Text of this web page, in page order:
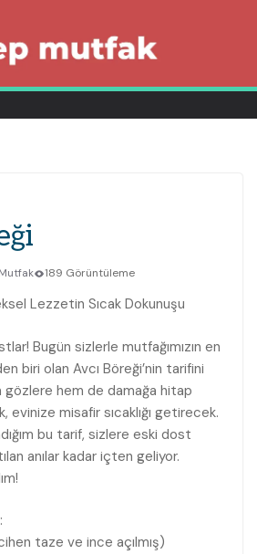
189 Görüntüleme
Lezzetin Sıcak Dokunuşu
Bugün sizlerle mutfağımızın en
biri olan Avcı Böreği’nin tarifini
gözlere hem de damağa hitap
evinize misafir sıcaklığı getirecek.
bu tarif, sizlere eski dost
anılar kadar içten geliyor.
taze ve ince açılmış)